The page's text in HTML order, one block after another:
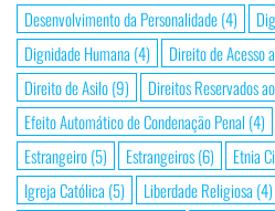
Desenvolvimento da Personalidade(4)
Dignidade Humana (4) Direito de Acesso
Direito de Asilo(9) Direitos Reservados
Efeito Automático de Condenação Penal (4)
Estrangeiro(5) Estrangeiros(6) Etnia
Igreja Católica (5) Liberdade Religiosa (4)